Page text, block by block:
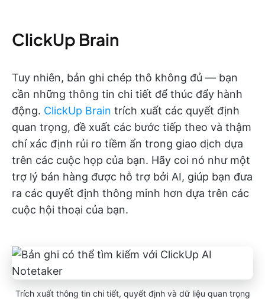
ClickUp Brain
Tuy nhiên, bản ghi chép thô không đủ — bạn
cần những thông tin chi tiết để thúc đẩy hành
động. ClickUp Brain trích xuất các quyết định
quan trọng, đề xuất các bước tiếp theo và thậm
chí xác định rủi ro tiềm ẩn trong giao dịch dựa
trên các cuộc họp của bạn. Hãy coi nó như một
trợ lý bán hàng được hỗ trợ bởi AI, giúp bạn đưa
ra các quyết định thông minh hơn dựa trên các
cuộc hội thoại của bạn.
Trích xuất thông tin chi tiết, quyết định và dữ liệu quan trọng